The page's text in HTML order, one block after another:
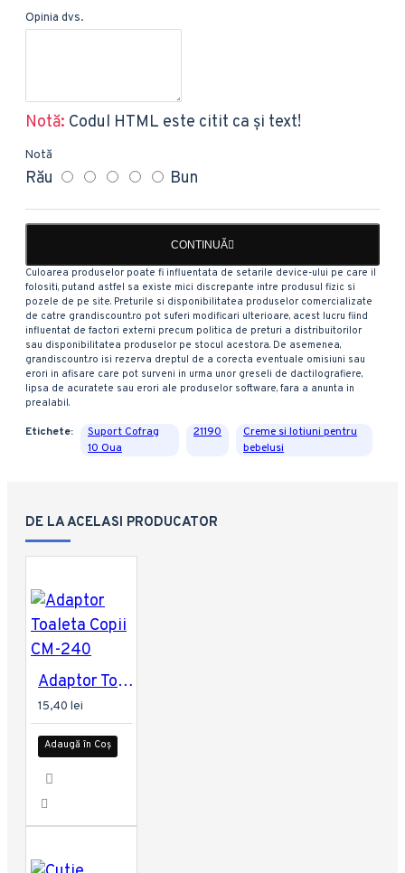
Opinia dvs.
Notă: Codul HTML este citit ca şi text!
Notă
Rău Bun
CONTINUĂ
Culoarea produselor poate fi influentata de setarile device-ului pe care il
folositi, putand astfel sa existe mici discrepante intre produsul fizic si
pozele de pe site. Preturile si disponibilitatea produselor comercializate
de catre grandiscount.ro pot suferi modificari ulterioare, acest lucru fiind
influentat de factori externi precum politica de preturi a distribuitorilor
sau disponibilitatea produselor pe stocul acestora. De asemenea,
grandiscount.ro isi rezerva dreptul de a corecta eventuale omisiuni sau
erori in afisare care pot surveni in urma unor greseli de dactilografiere,
lipsa de acuratete sau erori ale produselor software, fara a anunta in
prealabil.
Etichete:
Suport Cofrag
10 Oua
21190
Creme si lotiuni pentru
bebelusi
DE LA ACELASI PRODUCATOR
Adaptor Toaleta Copii CM-240
15,40 lei
Adaugă în Coș